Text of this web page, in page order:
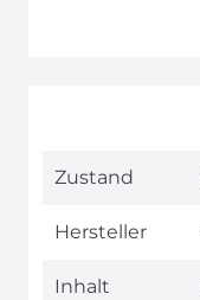
Technisches
Wert
Zustand
Hersteller
Inhalt